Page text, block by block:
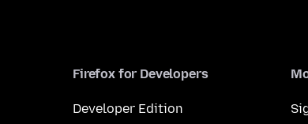
Firefox for Developers
Developer Edition